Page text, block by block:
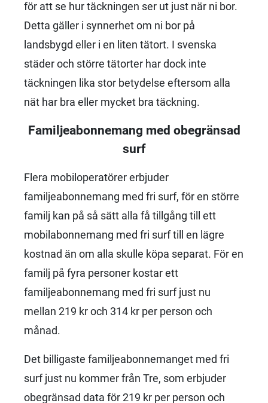
för att se hur täckningen ser ut just när ni bor.
Detta gäller i synnerhet om ni bor på
landsbygd eller i en liten tätort. I svenska
städer och större tätorter har dock inte
täckningen lika stor betydelse eftersom alla
nät har bra eller mycket bra täckning.
Familjeabonnemang med obegränsad
surf
Flera mobiloperatörer erbjuder
familjeabonnemang med fri surf, för en större
familj kan på så sätt alla få tillgång till ett
mobilabonnemang med fri surf till en lägre
kostnad än om alla skulle köpa separat. För en
familj på fyra personer kostar ett
familjeabonnemang med fri surf just nu
mellan 219 kr och 314 kr per person och
månad.
Det billigaste familjeabonnemanget med fri
surf just nu kommer från Tre, som erbjuder
obegränsad data för 219 kr per person och